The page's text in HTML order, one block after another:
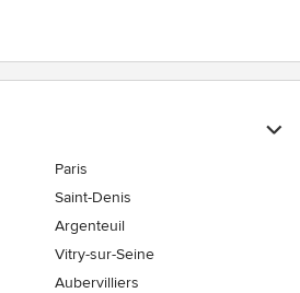
Paris
Saint-Denis
Argenteuil
Vitry-sur-Seine
Aubervilliers